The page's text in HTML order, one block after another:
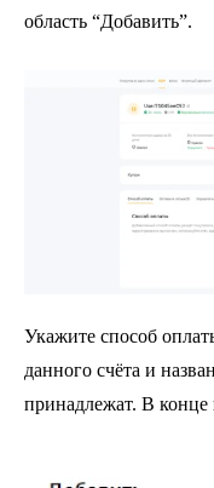
область “Добавить”.
Укажите способ
данного счёта и
принадлежат. В конце